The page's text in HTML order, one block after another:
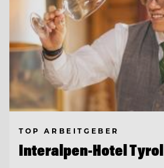
TOP ARBEITGEBER
Interalpen-Hotel Tyrol